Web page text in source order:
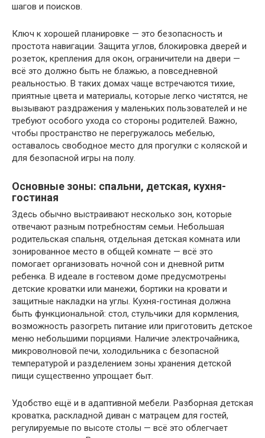
шагов и поисков.
Ключ к хорошей планировке — это безопасность и
простота навигации. Защита углов, блокировка дверей и
розеток, крепления для окон, ограничители на двери —
всё это должно быть не блажью, а повседневной
реальностью. В таких домах чаще встречаются тихие,
приятные цвета и материалы, которые легко чистятся, не
вызывают раздражения у маленьких пользователей и не
требуют особого ухода со стороны родителей. Важно,
чтобы пространство не перегружалось мебелью,
оставалось свободное место для прогулки с коляской и
для безопасной игры на полу.
Основные зоны: спальни, детская, кухня-
гостиная
Здесь обычно выстраивают несколько зон, которые
отвечают разным потребностям семьи. Небольшая
родительская спальня, отдельная детская комната или
зонированное место в общей комнате — всё это
помогает организовать ночной сон и дневной ритм
ребенка. В идеале в гостевом доме предусмотрены
детские кроватки или манежи, бортики на кровати и
защитные накладки на углы. Кухня-гостиная должна
быть функциональной: стол, стульчики для кормления,
возможность разогреть питание или приготовить детское
меню небольшими порциями. Наличие электрочайника,
микроволновой печи, холодильника с безопасной
температурой и разделением зоны хранения детской
пищи существенно упрощает быт.
Удобство ещё и в адаптивной мебели. Разборная детская
кроватка, раскладной диван с матрацем для гостей,
регулируемые по высоте столы — всё это облегчает